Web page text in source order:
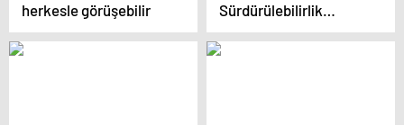
herkesle görüşebilir
Sürdürülebilirlik
Finansmanı Zirvesi